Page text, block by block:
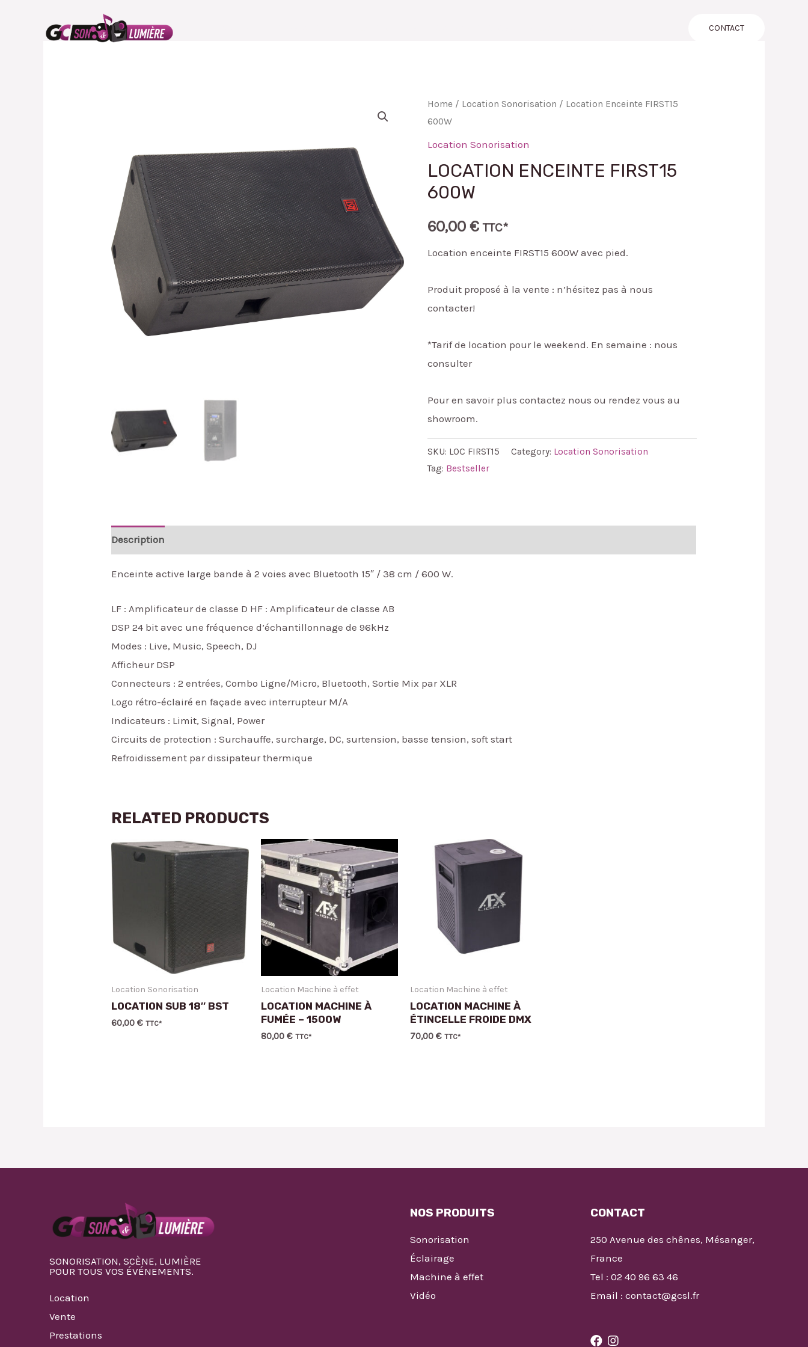
CONTACT
Home / Location Sonorisation / Location Enceinte FIRST15
600W
Location Sonorisation
LOCATION ENCEINTE FIRST15
600W
60,00 € TTC*
Location enceinte FIRST15 600W avec pied.
Produit proposé à la vente : n’hésitez pas à nous
contacter!
*Tarif de location pour le weekend. En semaine : nous
consulter
Pour en savoir plus contactez nous ou rendez vous au
showroom.
SKU: LOC FIRST15 Category: Location Sonorisation
Tag: Bestseller
Description
Enceinte active large bande à 2 voies avec Bluetooth 15″ / 38 cm / 600 W.
LF : Amplificateur de classe D HF : Amplificateur de classe AB
DSP 24 bit avec une fréquence d’échantillonnage de 96kHz
Modes : Live, Music, Speech, DJ
Afficheur DSP
Connecteurs : 2 entrées, Combo Ligne/Micro, Bluetooth, Sortie Mix par XLR
Logo rétro-éclairé en façade avec interrupteur M/A
Indicateurs : Limit, Signal, Power
Circuits de protection : Surchauffe, surcharge, DC, surtension, basse tension, soft start
Refroidissement par dissipateur thermique
RELATED PRODUCTS
Location Sonorisation
LOCATION SUB 18″ BST
60,00€ TTC*
Location Machine à effet
LOCATION MACHINE À
FUMÉE – 1500W
80,00 € TTC*
Location Machine à effet
LOCATION MACHINE À
ÉTINCELLE FROIDE DMX
70,00 € TTC*
SONORISATION, SCÈNE, LUMIÈRE
POUR TOUS VOS ÉVÉNEMENTS.
Location
Vente
Prestations
NOS PRODUITS
Sonorisation
Éclairage
Machine à effet
Vidéo
CONTACT
250 Avenue des chênes, Mésanger,
France
Tel : 02 40 96 63 46
Email : contact@gcsl.fr